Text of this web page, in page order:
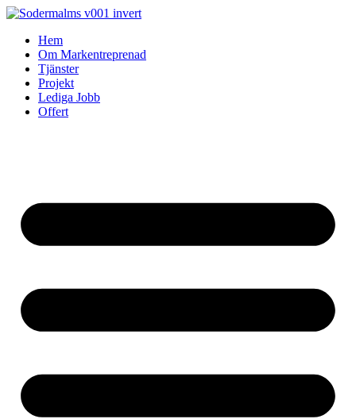
Skip
contentHem
Om Markentreprenad
Tjänster
Projekt
Lediga Jobb
Offert